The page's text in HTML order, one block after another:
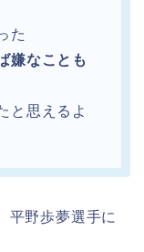
た
嫌なことも
と思えるよ
平野歩夢選手に